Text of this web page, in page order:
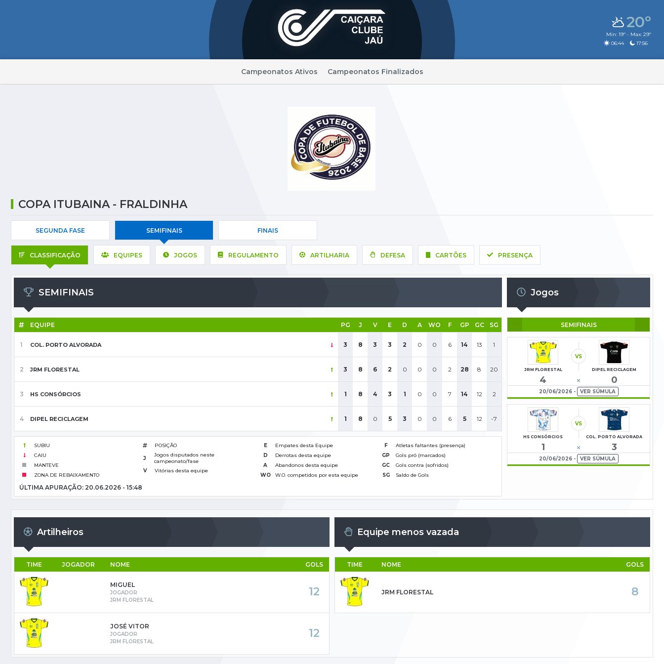
20º
Min: 19º - Max: 29º
06:44
17:56
Campeonatos Ativos Campeonatos Finalizados
COPA ITUBAINA - FRALDINHA
SEGUNDA FASE SEMIFINAIS FINAIS
CLASSIFICAÇÃO EQUIPES JOGOS REGULAMENTO ARTILHARIA DEFESA CARTÕES PRESENÇA
SEMIFINAIS
EQUIPE PG
1 COL. PORTO ALVORADA 3
2 JRM FLORESTAL 3
3 HS CONSÓRCIOS 1
4 DIPEL RECICLAGEM 1
J V E D A WO F GP GC SG
8 3 3 2 0 0 6 14 13 1
8 6 2 0 0 0 2 28 8 20
8 4 3 1 0 0 7 14 12 2
8 0 5 3 0 0 6 5 12 -7
SUBIU
CAIU
MANTEVE
ZONA DE REBAIXAMENTO
POSIÇÃO
J
Jogos disputados neste
campeonato/fase
V
Vitórias desta equipe
E
Empates desta Equipe
D
Derrotas desta equipe
A
Abandonos desta equipe
WO
W.O. competidos por esta equipe
F
Atletas faltantes (presença)
GP
Gols pró (marcados)
GC
Gols contra (sofridos)
SG
Saldo de Gols
ÚLTIMA APURAÇÃO: 20.06.2026 - 15:48
Jogos
SEMIFINAIS
JRM FLORESTAL
VS
DIPEL RECICLAGEM
4 0
20/06/2026 - VER SÚMULA
HS CONSÓRCIOS
VS
COL. PORTO ALVORADA
1 3
20/06/2026 - VER SÚMULA
Artilheiros
TIME JOGADOR NOME GOLS
MIGUEL
JOGADOR
JRM FLORESTAL
12
JOSÉ VITOR
JOGADOR
JRM FLORESTAL
12
Equipe menos vazada
TIME NOME GOLS
JRM FLORESTAL 8